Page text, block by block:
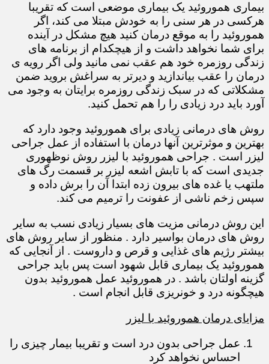
بیماری هموروئید یک بیماری موضعی است که تقریبا
هرکسی در هر سنی را به خودش مبتلا می کند، اگر
هموروئید را به موقع درمان کنید هیچ مشکل در آینده
برای شما نخواهد داشت و از هیچکدام از برنامه های
زندگی روزمره خود هم عقب نمی مانید ولی اگر رویه ی
درمان را عقب بیاندازید و دیرتر به سراغش بروید ضمن
مشکلاتی که در سبک زندگی روزمره برایتان به وجود می
آورد باید درد زیادی را را هم تحمل کنید.
روش های درمانی زیادی برای هموروئید وجود دارد که
بهترین و موثرترین آنها درمان با استفاده از عمل جراحی
لیزر است . جراحی هموروئید با لیزر روش نوظهوری
جدیدی است که با تابش اشعه لیزر بر قسمت رگ های
ملتهب یا غده های بیرون زده ابتدا آن را برش داده و
سپس زخم ناشی از عفونت را ترمیم می کند.
این روش درمانی مزیت های بسیار زیادی نسب به سایر
روش های درمان بواسیر دارد . منظور از سایر روش های
بیشتر رژیم های غذایی و قرص و داروست . از آنجایی که
هموروئید یک بیماری قابل شهود است پس باید جراحی
گزینه اولتان باشد . در هموروئید عمل هموروئید بدون
هیچگونه درد و خونریزی قابل انجام است .
مزایای درمان هموروئید با لیزر
عمل جراحی بدون درد است و تقریبا بیمار چیزی را
احساس نخواهد کرد